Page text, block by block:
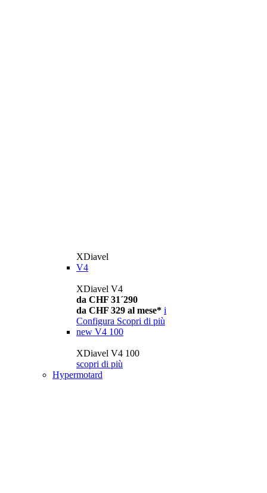
XDiavel
V4
XDiavel V4
da CHF 31´290
da CHF 329 al mese* i
Configura Scopri di più
new V4 100
XDiavel V4 100
scopri di più
Hypermotard